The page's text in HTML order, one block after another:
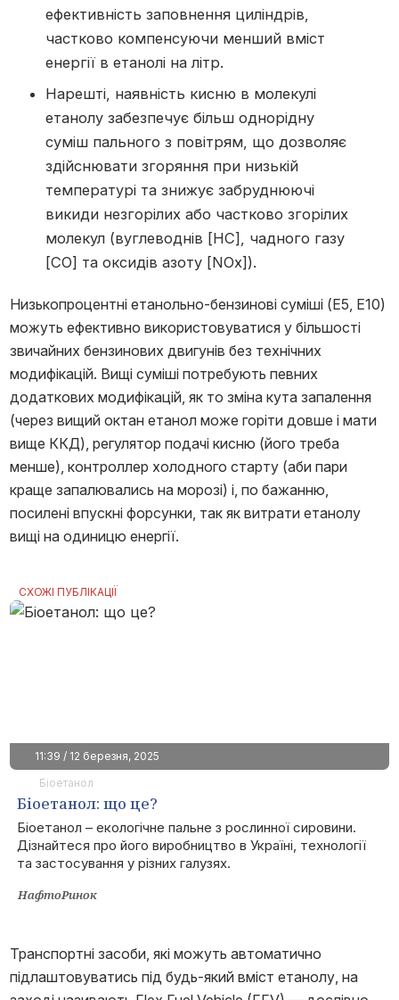
ефективність заповнення циліндрів,
частково компенсуючи менший вміст
енергії в етанолі на літр.
Нарешті, наявність кисню в молекулі
етанолу забезпечує більш однорідну
суміш пального з повітрям, що дозволяє
здійснювати згоряння при низькій
температурі та знижує забруднюючі
викиди незгорілих або частково згорілих
молекул (вуглеводнів [HC], чадного газу
[CO] та оксидів азоту [NOx]).
Низькопроцентні етанольно-бензинові суміші (E5, E10)
можуть ефективно використовуватися у більшості
звичайних бензинових двигунів без технічних
модифікацій. Вищі суміші потребують певних
додаткових модифікацій, як то зміна кута запалення
(через вищий октан етанол може горіти довше і мати
вище ККД), регулятор подачі кисню (його треба
менше), контроллер холодного старту (аби пари
краще запалювались на морозі) і, по бажанню,
посилені впускні форсунки, так як витрати етанолу
вищі на одиницю енергії.
СХОЖІ ПУБЛІКАЦІЇ
11:39 / 12 березня, 2025
Біоетанол
Біоетанол: що це?
Біоетанол – екологічне пальне з рослинної сировини.
Дізнайтеся про його виробництво в Україні, технології
та застосування у різних галузях.
НафтоРинок
Транспортні засоби, які можуть автоматично
підлаштовуватись під будь-який вміст етанолу, на